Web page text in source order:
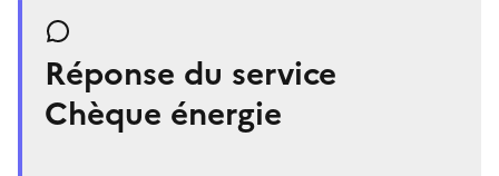
Réponse du service
Chèque énergie